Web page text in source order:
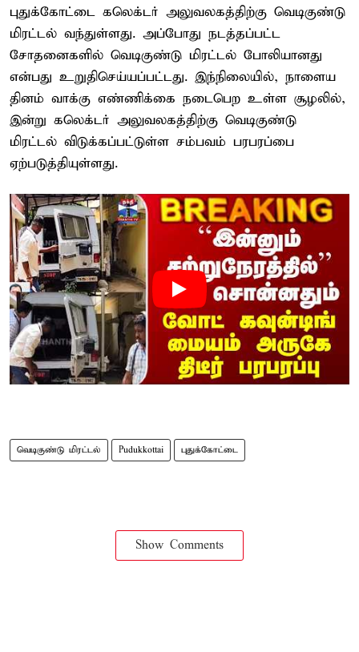
புதுக்கோட்டை கலெக்டர் அலுவலகத்திற்கு வெடிகுண்டு
மிரட்டல் வந்துள்ளது. அப்போது நடத்தப்பட்ட
சோதனைகளில் வெடிகுண்டு மிரட்டல் போலியானது
என்பது உறுதிசெய்யப்பட்டது. இந்நிலையில், நாளைய
தினம் வாக்கு எண்ணிக்கை நடைபெற உள்ள சூழலில்,
இன்று கலெக்டர் அலுவலகத்திற்கு வெடிகுண்டு
மிரட்டல் விடுக்கப்பட்டுள்ள சம்பவம் பரபரப்பை
ஏற்படுத்தியுள்ளது.
வெடிகுண்டு மிரட்டல் Pudukkottai புதுக்கோட்டை
Show Comments